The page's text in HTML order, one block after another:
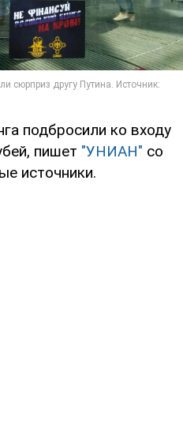
подбросили ко входу
пишет "УНИАН" со
источники.